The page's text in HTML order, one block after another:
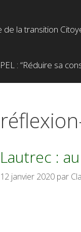
de la transition
: “Réduire sa
Lautrec :
12 janvier 2020 par